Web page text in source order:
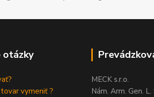
otázky
vymeniť ?
MECK s.r.o.
Nám. Arm. Gen.